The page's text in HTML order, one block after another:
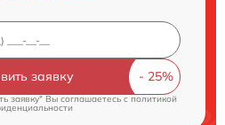
заявку
заявку" Вы соглашаетесь cполитикой